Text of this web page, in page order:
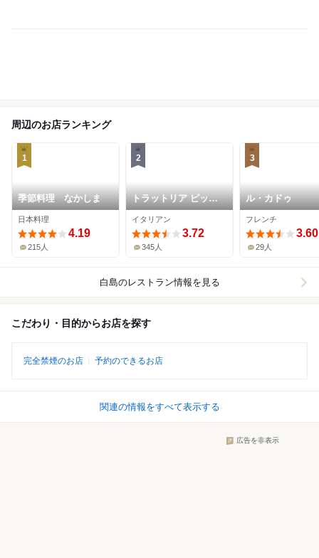
周辺のお店ランキング
1
季節料理 なかしま
日本料理
4.19
215人
2
トラットリア ピッツ
ェリア polipo
イタリアン
3.72
345人
3
ル・カドゥ
フレンチ
3.60
29人
白島のレストラン情報を見る
こだわり・目的からお店を探す
完全禁煙のお店 予約のできるお店
関連の情報をすべて表示する
広告を非表示